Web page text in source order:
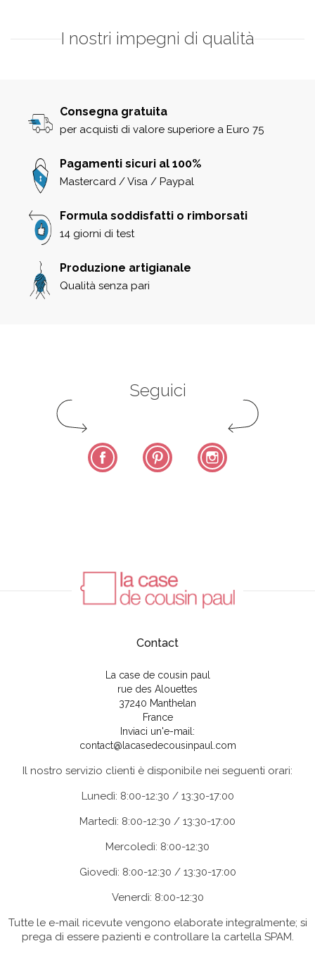
I nostri impegni di qualità
Consegna gratuita
per acquisti di valore superiore a Euro 75
Pagamenti sicuri al 100%
Mastercard / Visa / Paypal
Formula soddisfatti o rimborsati
14 giorni di test
Produzione artigianale
Qualità senza pari
Seguici
Facebook Pinterest
Contact
La case de cousin paul
rue des Alouettes
37240 Manthelan
France
Inviaci un'e-mail:
contact@lacasedecousinpaul.com
Il nostro servizio clienti è disponibile nei seguenti orari:
Lunedì: 8:00-12:30 / 13:30-17:00
Martedì: 8:00-12:30 / 13:30-17:00
Mercoledì: 8:00-12:30
Giovedì: 8:00-12:30 / 13:30-17:00
Venerdì: 8:00-12:30
Tutte le e-mail ricevute vengono elaborate integralmente; si
prega di essere pazienti e controllare la cartella SPAM.